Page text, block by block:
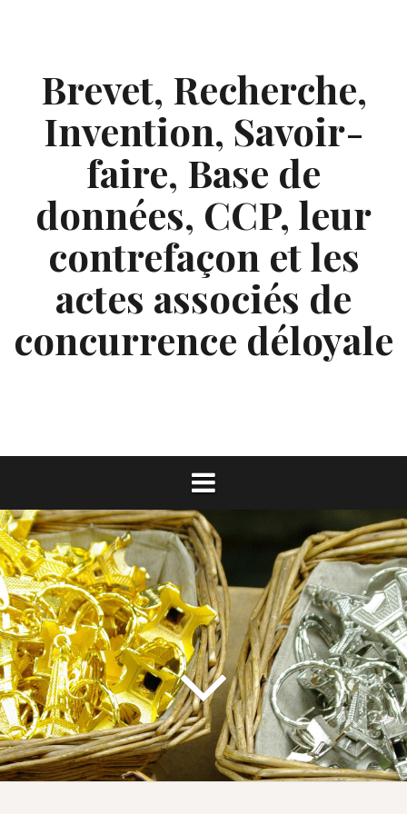
Brevet, Recherche,
Invention, Savoir-
faire, Base de
données, CCP, leur
contrefaçon et les
actes associés de
concurrence déloyale